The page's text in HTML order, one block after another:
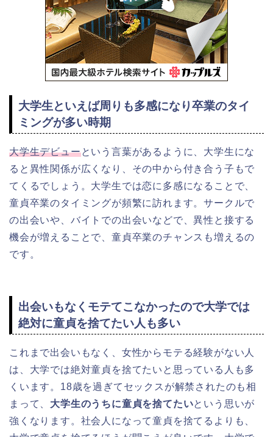
大学生といえば周りも多感になり卒業のタイ
ミングが多い時期
大学生デビューという言葉があるように、大学生にな
ると異性関係が広くなり、その中から付き合う子もで
てくるでしょう。大学生では恋に多感になることで、
童貞卒業のタイミングが頻繁に訪れます。サークルで
の出会いや、バイトでの出会いなどで、異性と接する
機会が増えることで、童貞卒業のチャンスも増えるの
です。
出会いもなくモテてこなかったので大学では
絶対に童貞を捨てたい人も多い
これまで出会いもなく、女性からモテる経験がない人
は、大学では絶対童貞を捨てたいと思っている人も多
くいます。18歳を過ぎてセックスが解禁されたのも相
まって、 大学生のうちに童貞を捨てたいという思いが
強くなります。社会人になって童貞を捨てるよりも、